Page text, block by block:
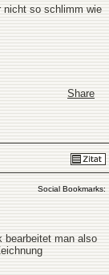
nicht so schlimm wie
Share
Social Bookmarks:
bearbeitet man also